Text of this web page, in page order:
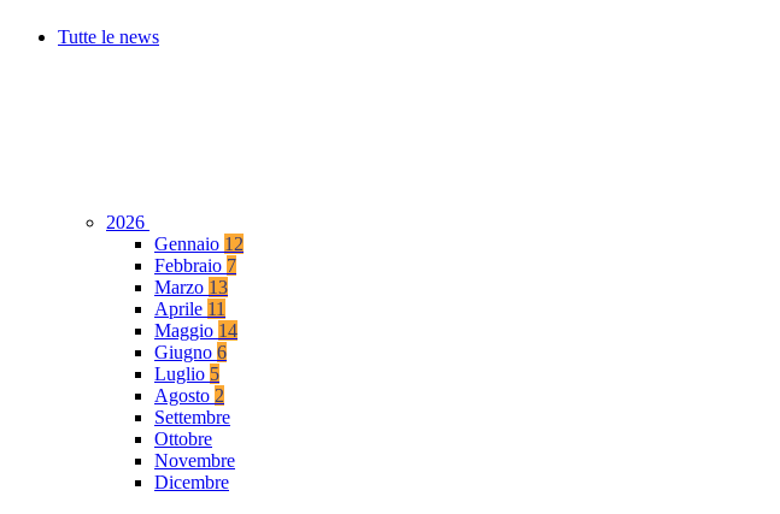
Tutte le news
2026
Gennaio 12
Febbraio 7
Marzo 13
Aprile 11
Maggio 14
Giugno 6
Luglio 5
Agosto 2
Settembre
Ottobre
Novembre
Dicembre